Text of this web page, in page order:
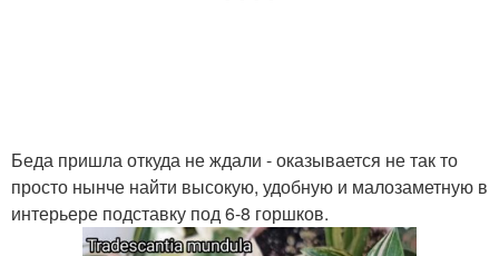
Беда пришла откуда не ждали - оказывается не так то
просто нынче найти высокую, удобную и малозаметную в
интерьере подставку под 6-8 горшков.